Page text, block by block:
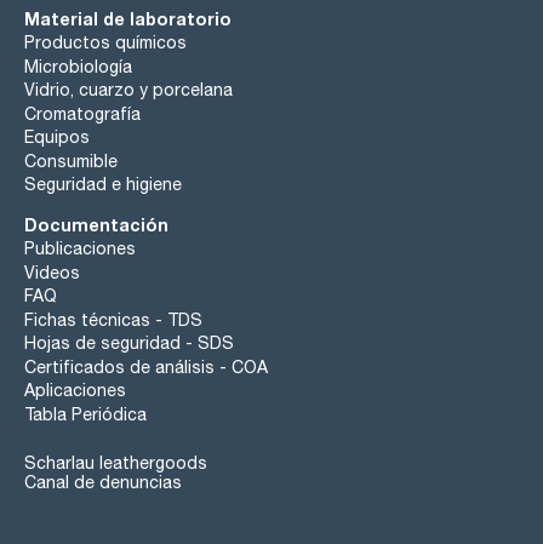
Material de laboratorio
Productos químicos
Microbiología
Vidrio, cuarzo y porcelana
Cromatografía
Equipos
Consumible
Seguridad e higiene
Documentación
Publicaciones
Videos
FAQ
Fichas técnicas - TDS
Hojas de seguridad - SDS
Certificados de análisis - COA
Aplicaciones
Tabla Periódica
Scharlau leathergoods
Canal de denuncias